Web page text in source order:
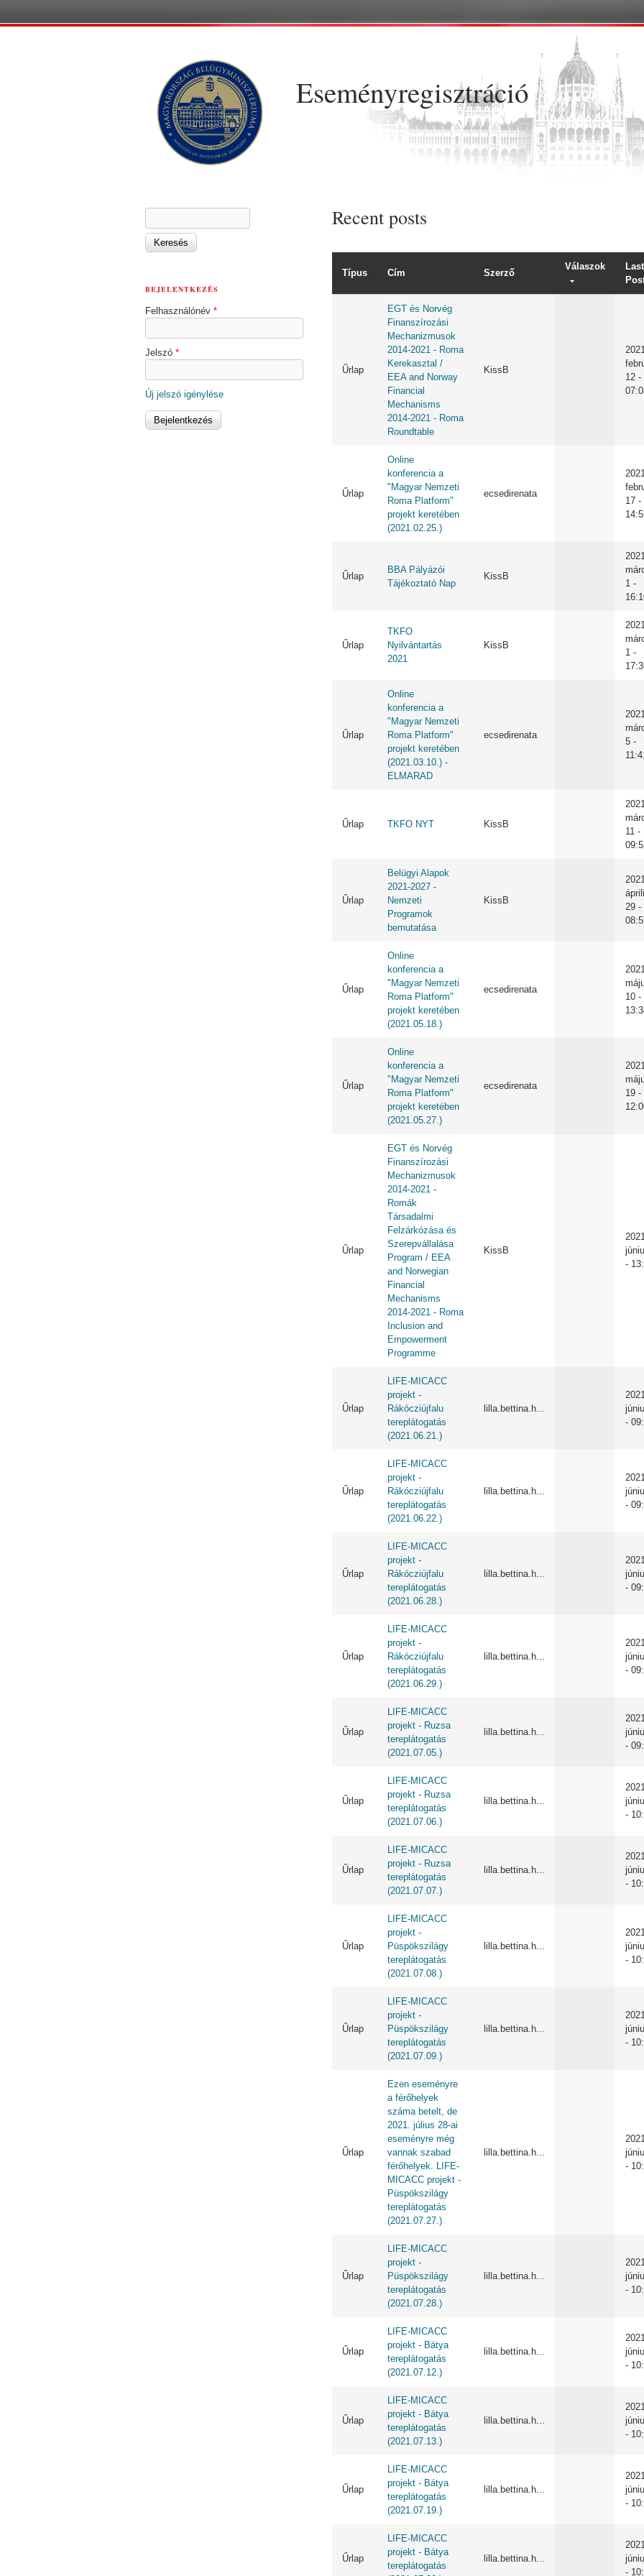
Eseményregisztráció
Recent posts
Típus Cím Szerző
Válaszok
Last
Űrlap
EGT és Norvég
Finanszírozási
Mechanizmusok
2014-2021 - Roma
Kerekasztal /
EEA and Norway
Financial
Mechanisms
2014-2021 - Roma
Roundtable
KissB
12 -
Űrlap
Online
konferencia a
"Magyar Nemzeti
Roma Platform"
projekt keretében
(2021.02.25.)
ecsedirenata
17 -
Űrlap
BBA Pályázói
Tájékoztató Nap
KissB
1 -
Űrlap
TKFO
Nyilvántartás
2021
KissB
1 -
Űrlap
Online
konferencia a
"Magyar Nemzeti
Roma Platform"
projekt keretében
(2021.03.10.) -
ELMARAD
ecsedirenata
5 -
Űrlap TKFO NYT KissB
11 -
Űrlap
Belügyi Alapok
2021-2027 -
Nemzeti
Programok
bemutatása
KissB
29 -
Űrlap
Online
konferencia a
"Magyar Nemzeti
Roma Platform"
projekt keretében
(2021.05.18.)
ecsedirenata
10 -
Űrlap
Online
konferencia a
"Magyar Nemzeti
Roma Platform"
projekt keretében
(2021.05.27.)
ecsedirenata
19 -
Űrlap
EGT és Norvég
Finanszírozási
Mechanizmusok
2014-2021 -
Romák
Társadalmi
Felzárkózása és
Szerepvállalása
Program / EEA
and Norwegian
Financial
Mechanisms
2014-2021 - Roma
Inclusion and
Empowerment
Programme
KissB
-
Űrlap
LIFE-MICACC
projekt -
Rákócziújfalu
tereplátogatás
(2021.06.21.)
lilla.bettina.h...
-
Űrlap
LIFE-MICACC
projekt -
Rákócziújfalu
tereplátogatás
(2021.06.22.)
lilla.bettina.h...
-
Űrlap
LIFE-MICACC
projekt -
Rákócziújfalu
tereplátogatás
(2021.06.28.)
lilla.bettina.h...
-
Űrlap
LIFE-MICACC
projekt -
Rákócziújfalu
tereplátogatás
(2021.06.29.)
lilla.bettina.h...
-
Űrlap
LIFE-MICACC
projekt - Ruzsa
tereplátogatás
(2021.07.05.)
lilla.bettina.h...
-
Űrlap
LIFE-MICACC
projekt - Ruzsa
tereplátogatás
(2021.07.06.)
lilla.bettina.h...
-
Űrlap
LIFE-MICACC
projekt - Ruzsa
tereplátogatás
(2021.07.07.)
lilla.bettina.h...
-
Űrlap
LIFE-MICACC
projekt -
Püspökszilágy
tereplátogatás
(2021.07.08.)
lilla.bettina.h...
-
Űrlap
LIFE-MICACC
projekt -
Püspökszilágy
tereplátogatás
(2021.07.09.)
lilla.bettina.h...
-
Űrlap
Ezen eseményre
a férőhelyek
száma betelt, de
2021. július 28-ai
eseményre még
vannak szabad
férőhelyek. LIFE-
MICACC projekt -
Püspökszilágy
tereplátogatás
(2021.07.27.)
lilla.bettina.h...
-
Űrlap
LIFE-MICACC
projekt -
Püspökszilágy
tereplátogatás
(2021.07.28.)
lilla.bettina.h...
-
Űrlap
LIFE-MICACC
projekt - Bátya
tereplátogatás
(2021.07.12.)
lilla.bettina.h...
-
Űrlap
LIFE-MICACC
projekt - Bátya
tereplátogatás
(2021.07.13.)
lilla.bettina.h...
-
Űrlap
LIFE-MICACC
projekt - Bátya
tereplátogatás
(2021.07.19.)
lilla.bettina.h...
-
Űrlap
LIFE-MICACC
projekt - Bátya
tereplátogatás
lilla.bettina.h...
-
KERESÉS ŰRLAP
BEJELENTKEZÉS
Felhasználónév *
Jelszó *
Új jelszó igénylése